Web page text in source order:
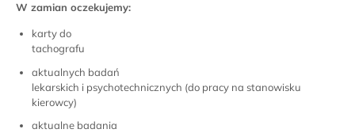
W zamian oczekujemy:
karty do
tachografu
aktualnych badań
lekarskich i psychotechnicznych (do pracy na stanowisku
kierowcy)
aktualne badania